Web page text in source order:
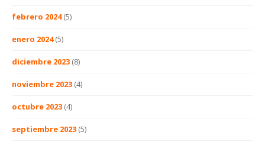
febrero 2024(5)
enero 2024(5)
diciembre 2023 (8)
noviembre 2023 (4)
octubre 2023 (4)
septiembre 2023 (5)